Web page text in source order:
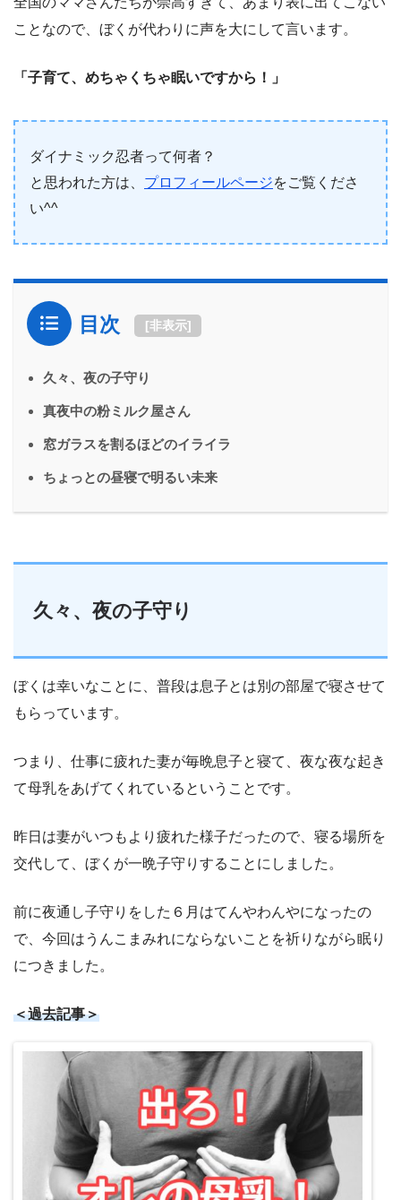
ことなので、ぼくが代わりに声を大にして言います。
「子育て、めちゃくちゃ眠いですから！」
ダイナミック忍者って何者？
と思われた方は、 プロフィールページをご覧くださ
い^^
目次 [非表示]
久々、夜の子守り
真夜中の粉ミルク屋さん
窓ガラスを割るほどのイライラ
ちょっとの昼寝で明るい未来
久々、夜の子守り
ぼくは幸いなことに、普段は息子とは別の部屋で寝させて
もらっています。
つまり、仕事に疲れた妻が毎晩息子と寝て、夜な夜な起き
て母乳をあげてくれているということです。
昨日は妻がいつもより疲れた様子だったので、寝る場所を
交代して、ぼくが一晩子守りすることにしました。
前に夜通し子守りをした６月はてんやわんやになったの
で、今回はうんこまみれにならないことを祈りながら眠り
につきました。
＜過去記事＞